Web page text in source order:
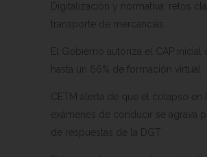
Digitalización y normativa: retos
transporte de mercancías
El Gobierno autoriza el CAP inicial
hasta un 66% de formación virtual
CETM alerta de que el colapso en
exámenes de conducir se agrava
de respuestas de la DGT